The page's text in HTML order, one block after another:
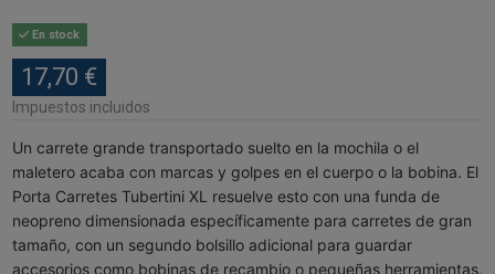
En stock
17,70 €
Impuestos incluidos
Un carrete grande transportado suelto en la mochila o el
maletero acaba con marcas y golpes en el cuerpo o la bobina. El
Porta Carretes Tubertini XL resuelve esto con una funda de
neopreno dimensionada específicamente para carretes de gran
tamaño, con un segundo bolsillo adicional para guardar
accesorios como bobinas de recambio o pequeñas herramientas.